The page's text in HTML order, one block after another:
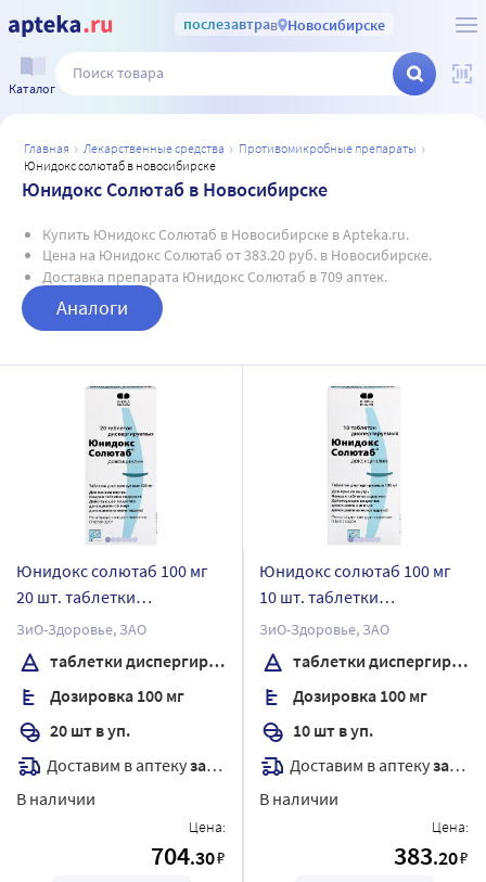
послезавтрав Новосибирске
Каталог
главная лекарственные средства
противомикробные препараты
юнидокс солютаб в новосибирске
Юнидокс Солютаб в Новосибирске
Купить Юнидокс Солютаб в Новосибирске в Apteka.ru.
Цена на Юнидокс Солютаб от 383.20 руб. в Новосибирске.
Доставка препарата Юнидокс Солютаб в 709 аптек.
Аналоги
Юнидокс солютаб 100 мг
20 шт. таблетки
диспергируемые
ЗиО-Здоровье, ЗАО
таблетки диспергируемые
Дозировка 100 мг
20 шт в уп.
Доставим в аптекузавтра
В наличии
Цена:
704.30₽
Юнидокс солютаб 100 мг
10 шт. таблетки
диспергируемые
ЗиО-Здоровье, ЗАО
таблетки диспергируемые
Дозировка 100 мг
10 шт в уп.
Доставим в аптекузавтра
В наличии
Цена:
383.20₽